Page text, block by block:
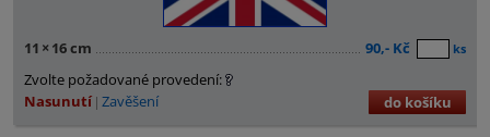
11 × 16 cm 90,- Kč ks
Zvolte požadované provedení:
Nasunutí Zavěšení do košíku